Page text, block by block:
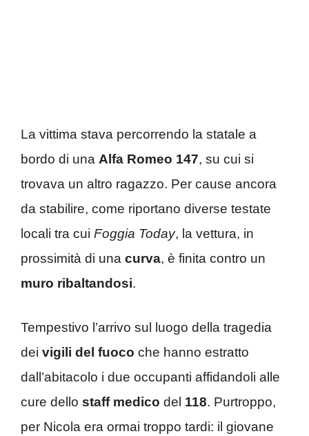
La vittima stava percorrendo la statale a
bordo di una Alfa Romeo 147, su cui si
trovava un altro ragazzo. Per cause ancora
da stabilire, come riportano diverse testate
locali tra cui Foggia Today, la vettura, in
prossimità di una curva, è finita contro un
muro ribaltandosi.
Tempestivo l’arrivo sul luogo della tragedia
dei vigili del fuoco che hanno estratto
dall’abitacolo i due occupanti affidandoli alle
cure dello staff medico del 118. Purtroppo,
per Nicola era ormai troppo tardi: il giovane